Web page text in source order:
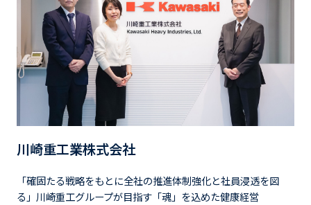
川崎重工業株式会社
「確固たる戦略をもとに全社の推進体制強化と社員浸透を図
る」川崎重工グループが目指す「魂」を込めた健康経営